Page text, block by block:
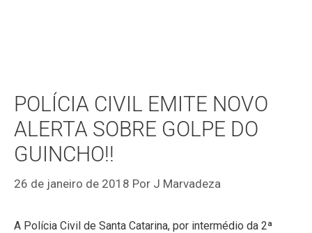
POLÍCIA CIVIL EMITE NOVO
ALERTA SOBRE GOLPE DO
GUINCHO!!
26 de janeiro de 2018 Por J Marvadeza
A Polícia Civil de Santa Catarina, por intermédio da 2ª